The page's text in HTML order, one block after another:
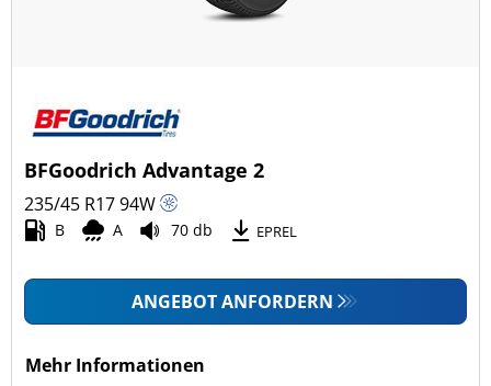
BFGoodrich Advantage 2
235/45 R1794W
B A 70 db EPREL
ANGEBOT ANFORDERN
Mehr Informationen